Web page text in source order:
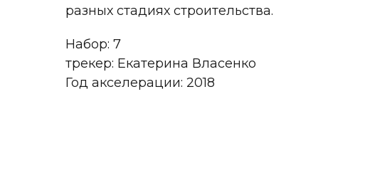
разных стадиях строительства.
Набор: 7
трекер: Екатерина Власенко
Год акселерации: 2018